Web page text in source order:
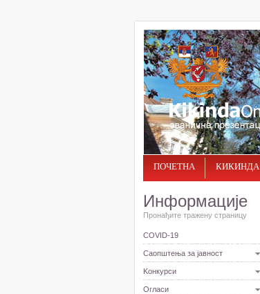
ПОЧЕТНА КИКИНДА
Информације
Пронађите тражену страницу
COVID-19
Саопштења за јавност
Kонкурси
Огласи